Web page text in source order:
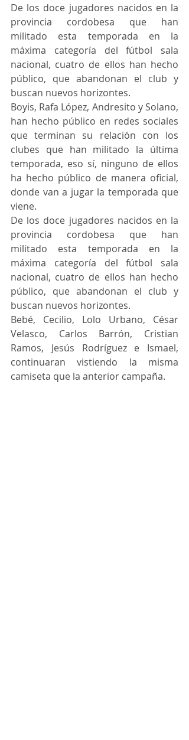
De los doce jugadores nacidos en la
provincia cordobesa que han
militado esta temporada en la
máxima categoría del fútbol sala
nacional, cuatro de ellos han hecho
público, que abandonan el club y
buscan nuevos horizontes.
Boyis, Rafa López, Andresito y Solano,
han hecho público en redes sociales
que terminan su relación con los
clubes que han militado la última
temporada, eso sí, ninguno de ellos
ha hecho público de manera oficial,
donde van a jugar la temporada que
viene.
De los doce jugadores nacidos en la
provincia cordobesa que han
militado esta temporada en la
máxima categoría del fútbol sala
nacional, cuatro de ellos han hecho
público, que abandonan el club y
buscan nuevos horizontes.
Bebé, Cecilio, Lolo Urbano, César
Velasco, Carlos Barrón, Cristian
Ramos, Jesús Rodríguez e Ismael,
continuaran vistiendo la misma
camiseta que la anterior campaña.